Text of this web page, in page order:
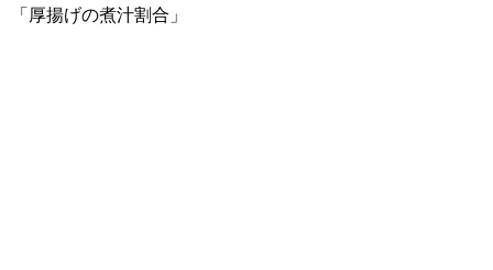
「厚揚げの煮汁割合」